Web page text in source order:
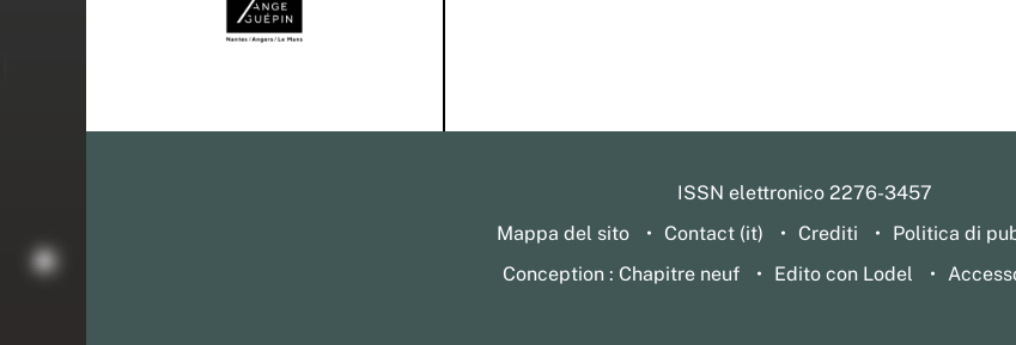
ISSN elettronico 2276-3457
Mappa del sito
Contact (it) Crediti
Politica di
Conception : Chapitre neuf
Edito con Lodel